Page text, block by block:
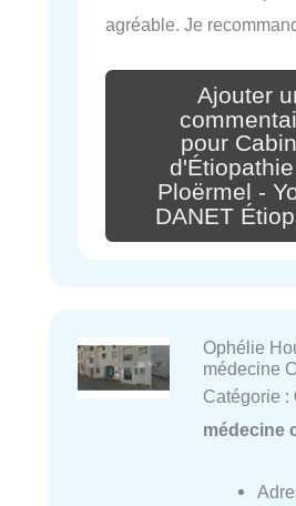
agréable. Je
Ajouter
pour
Ploërmel -
DANET
Ophélie
médecine
Catégorie :
médecine